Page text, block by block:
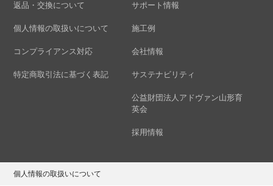
返品・交換について
個人情報の取扱いについて
コンプライアンス対応
特定商取引法に基づく表記
サポート情報
施工例
会社情報
サステナビリティ
公益財団法人アドヴァン山形育
英会
採用情報
個人情報の取扱いについて